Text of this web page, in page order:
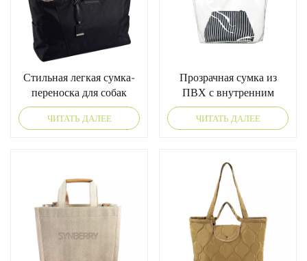
Стильная легкая сумка-
переноска для собак
ЧИТАТЬ ДАЛЕЕ
Прозрачная сумка из
ПВХ с внутренним
карманом
ЧИТАТЬ ДАЛЕЕ